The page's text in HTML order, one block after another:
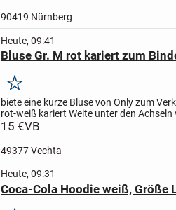
90419 Nürnberg
Heute, 09:41
Bluse Gr. M rot kariert zum
Merken
biete eine kurze Bluse von Only zum
rot-weiß kariert Weite unter den
Rückenlänge: ca. 67 cm
15 €VB
49377 Vechta
Heute, 09:31
Coca-Cola Hoodie weiß, Größe